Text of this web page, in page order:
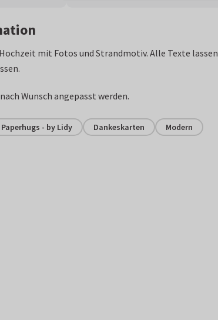
mit Fotos und Strandmotiv. Alle Texte lassen
Wunsch angepasst werden.
Paperhugs - by Lidy Dankeskarten
Modern